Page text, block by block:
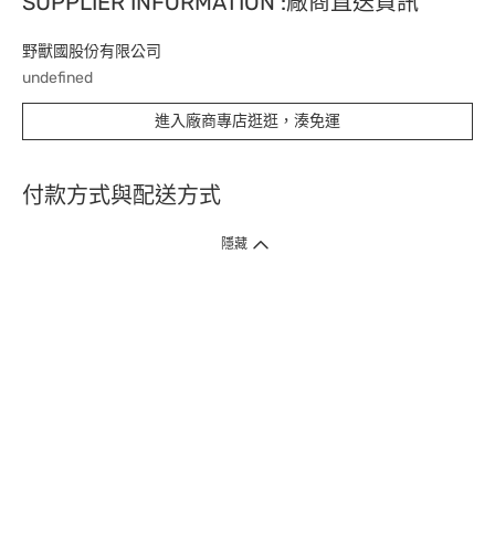
野獸國股份有限公司
undefined
進入廠商專店逛逛，湊免運
付款方式與配送方式
隱藏